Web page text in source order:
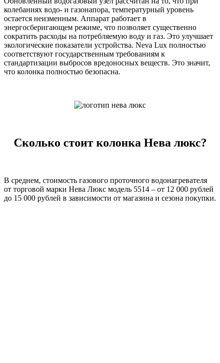
колебаниях водо- и газонапора, температурный уровень
остается неизменным. Аппарат работает в
энергосберигающем режиме, что позволяет существенно
сократить расходы на потребляемую воду и газ. Это улучшает
экологические показатели устройства. Neva Lux полностью
соответствуют государственным требованиям к
стандартизации выбросов вредоносных веществ. Это значит,
что колонка полностью безопасна.
Сколько стоит колонка Нева люкс?
В среднем, стоимость газового проточного водонагревателя
от торговой марки Нева Люкс модель 5514 – от 12 000 рублей
до 15 000 рублей в зависимости от магазина и сезона покупки.